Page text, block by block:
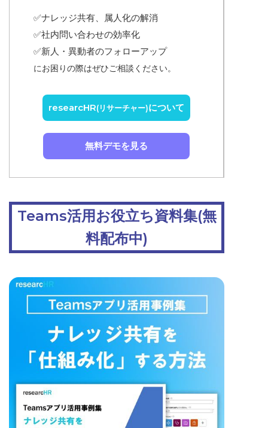
✅ナレッジ共有、属人化の解消
✅社内問い合わせの効率化
✅新人・異動者のフォローアップ
にお困りの際はぜひご相談ください。
researcHR(リサーチャー)について
無料デモを見る
Teams活用お役立ち資料集(無
料配布中)